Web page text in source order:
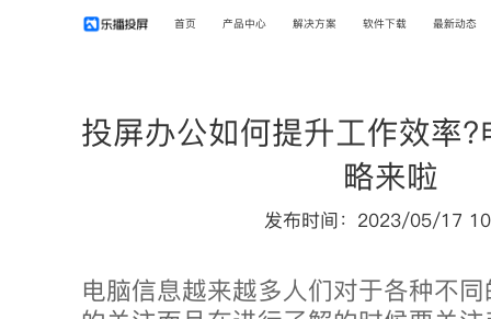
首页 产品中心 解决方案 软件下载 最新动态
投屏办公如何提升工作效率
略来啦
发布时间：2023/05/17
电脑信息越来越多人们对于各种不